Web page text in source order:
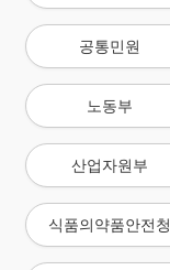
공통민원
노동부
산업자원부
식품의약품안전청